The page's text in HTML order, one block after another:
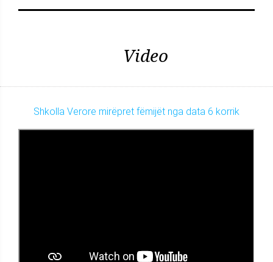
Video
Shkolla Verore mirëpret fëmijët nga data 6 korrik